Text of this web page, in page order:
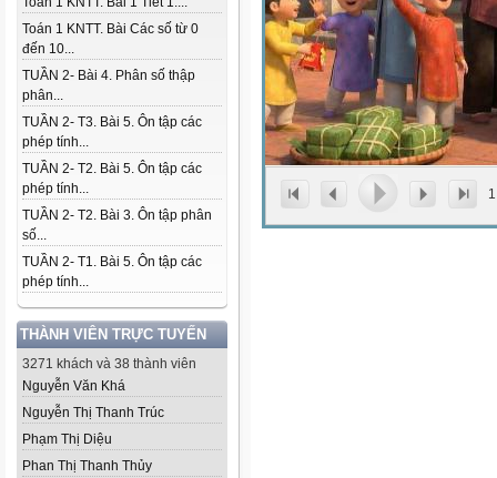
Toán 1 KNTT. Bài Các số từ 0
đến 10...
TUẦN 2- Bài 4. Phân số thập
phân...
TUẦN 2- T3. Bài 5. Ôn tập các
phép tính...
TUẦN 2- T2. Bài 5. Ôn tập các
phép tính...
TUẦN 2- T2. Bài 3. Ôn tập phân
số...
TUẦN 2- T1. Bài 5. Ôn tập các
phép tính...
THÀNH VIÊN TRỰC TUYẾN
3271 khách và 38 thành viên
Nguyễn Văn Khá
Nguyễn Thị Thanh Trúc
Phạm Thị Diệu
Phan Thị Thanh Thủy
1